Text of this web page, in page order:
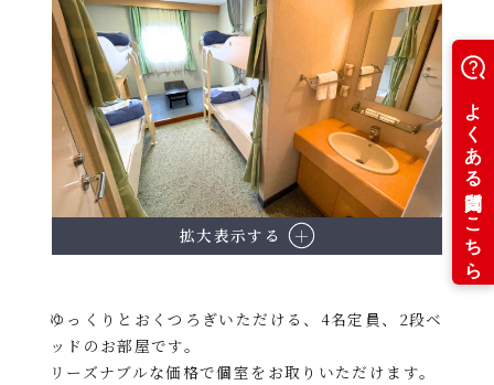
拡大表示する
ゆっくりとおくつろぎいただける、4名定員、2段ベ
ッドのお部屋です。
リーズナブルな価格で個室をお取りいただけます。